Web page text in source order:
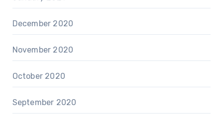
December 2020
November 2020
October 2020
September 2020